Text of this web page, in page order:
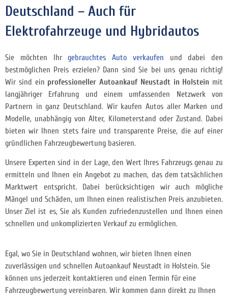
Deutschland – Auch für
Elektrofahrzeuge und Hybridautos
Sie möchten Ihrgebrauchtes Auto verkaufen und dabei den
bestmöglichen Preis erzielen? Dann sind Sie bei uns genau richtig!
Wir sind ein professioneller Autoankauf Neustadt in Holstein mit
langjähriger Erfahrung und einem umfassenden Netzwerk von
Partnern in ganz Deutschland. Wir kaufen Autos aller Marken und
Modelle, unabhängig von Alter, Kilometerstand oder Zustand. Dabei
bieten wir Ihnen stets faire und transparente Preise, die auf einer
gründlichen Fahrzeugbewertung basieren.
Unsere Experten sind in der Lage, den Wert Ihres Fahrzeugs genau zu
ermitteln und Ihnen ein Angebot zu machen, das dem tatsächlichen
Marktwert entspricht. Dabei berücksichtigen wir auch mögliche
Mängel und Schäden, um Ihnen einen realistischen Preis anzubieten.
Unser Ziel ist es, Sie als Kunden zufriedenzustellen und Ihnen einen
schnellen und unkomplizierten Verkauf zu ermöglichen.
Egal, wo Sie in Deutschland wohnen, wir bieten Ihnen einen
zuverlässigen und schnellen Autoankauf Neustadt in Holstein. Sie
können uns jederzeit kontaktieren und einen Termin für eine
Fahrzeugbewertung vereinbaren. Wir kommen dann direkt zu Ihnen